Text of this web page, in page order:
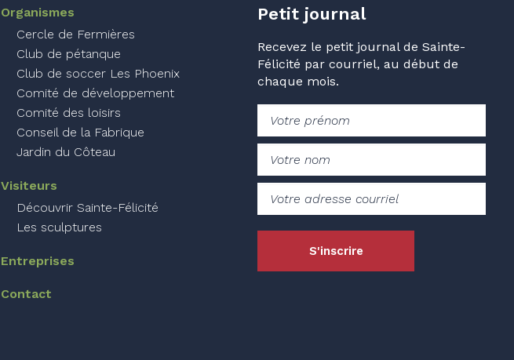
Organismes
Cercle de Fermières
Club de pétanque
Club de soccer Les Phoenix
Comité de développement
Comité des loisirs
Conseil de la Fabrique
Jardin du Côteau
Visiteurs
Découvrir Sainte-Félicité
Les sculptures
Entreprises
Contact
Petit journal
Recevez le petit journal de Sainte-
Félicité par courriel, au début de
chaque mois.